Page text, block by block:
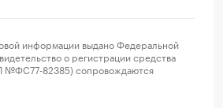
информации выдано Федеральной
о регистрации средства
№ФС77-82385) сопровождаются